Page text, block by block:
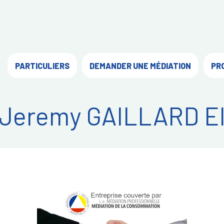
PARTICULIERS DEMANDER UNE MÉDIATION
Jeremy GAILLARD EI